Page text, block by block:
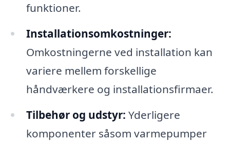
funktioner.
Installationsomkostninger:
Omkostningerne ved installation kan
variere mellem forskellige
håndværkere og installationsfirmaer.
Tilbehør og udstyr: Yderligere
komponenter såsom varmepumper